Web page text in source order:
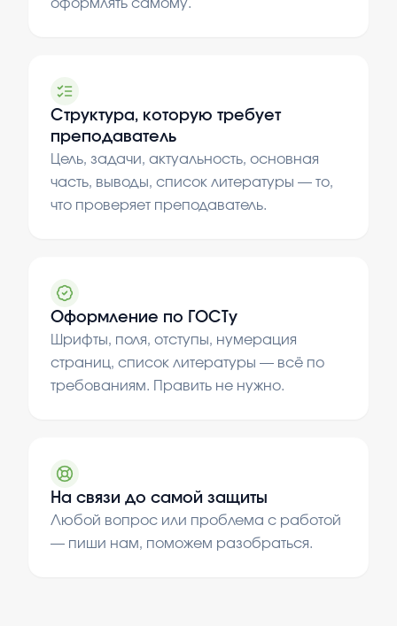
оформлять самому.
Структура, которую требует
преподаватель
Цель, задачи, актуальность, основная
часть, выводы, список литературы — то,
что проверяет преподаватель.
Оформление по ГОСТу
Шрифты, поля, отступы, нумерация
страниц, список литературы — всё по
требованиям. Править не нужно.
На связи до самой защиты
Любой вопрос или проблема с работой
— пиши нам, поможем разобраться.